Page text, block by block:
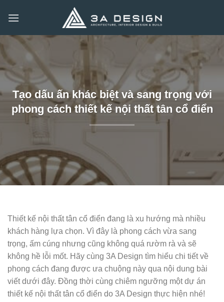
qua
dung
Tạo dấu ấn khác biệt và sang trọng với
phong cách thiết kế nội thất tân cổ điển
Thiết kế nội thất tân cổ điển đang là xu hướng mà nhiều
khách hàng lựa chọn. Vì đây là phong cách vừa sang
trọng, ấm cúng nhưng cũng không quá rườm rà và sẽ
không hề lỗi mốt. Hãy cùng 3A Design tìm hiểu chi tiết về
phong cách đang được ưa chuộng này qua nội dung bài
viết dưới đây. Đồng thời cùng chiêm ngưỡng một dự án
thiết kế nội thất tân cổ điển do 3A Design thực hiện nhé!